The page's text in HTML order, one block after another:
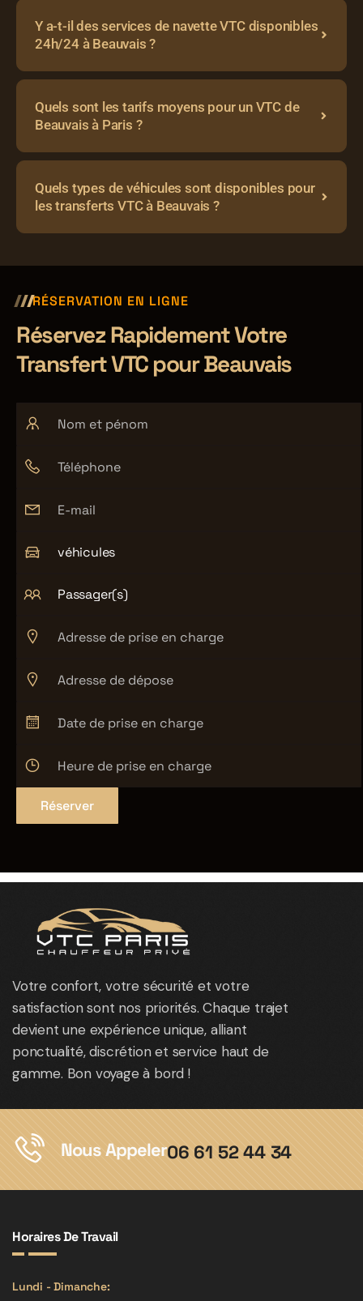
Y a-t-il des services de navette VTC disponibles
24h/24 à Beauvais ?
Quels sont les tarifs moyens pour un VTC de
Beauvais à Paris ?
Quels types de véhicules sont disponibles pour
les transferts VTC à Beauvais ?
RÉSERVATION EN LIGNE
Réservez Rapidement Votre
Transfert VTC pour Beauvais
véhicules
Passager(s)
Réserver
Votre confort, votre sécurité et votre
satisfaction sont nos priorités. Chaque trajet
devient une expérience unique, alliant
ponctualité, discrétion et service haut de
gamme. Bon voyage à bord !
Nous Appeler06 61 52 44 34
Horaires De Travail
Lundi - Dimanche: